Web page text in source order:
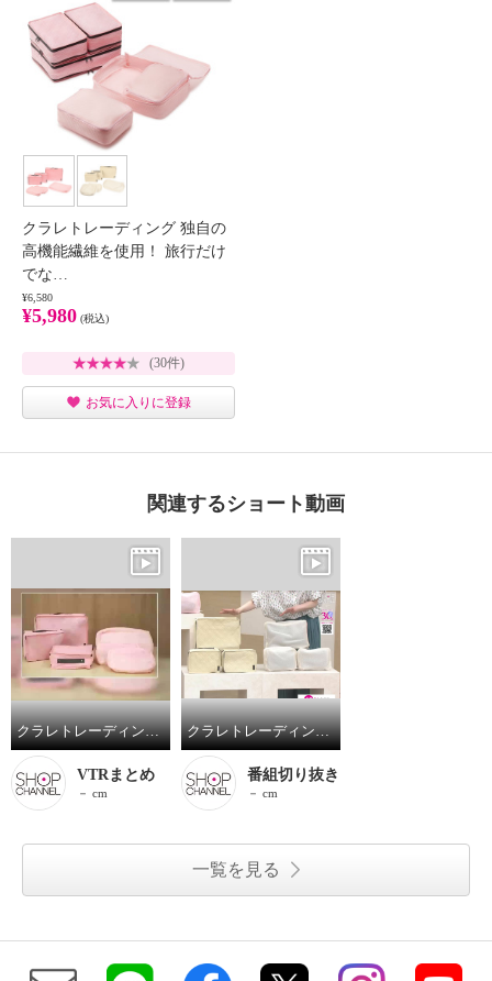
クラレトレーディング 独自の
高機能繊維を使用！ 旅行だけ
でな…
¥6,580
¥5,980 (税込)
(30件)
お気に入りに登録
関連するショート動画
クラレトレーディング 独自の高機能繊維を使用！ 旅行だけでなく、普段でも 大活躍間違いなし！ 仕分けてきれいに 消臭トラベルポーチ
VTRまとめ
－ cm
クラレトレーディング 独自の高機能繊維を使用！ 旅行だけでなく、普段でも 大活躍間違いなし！ 仕分けてきれいに 消臭トラベルポーチ
番組切り抜き
－ cm
一覧を見る